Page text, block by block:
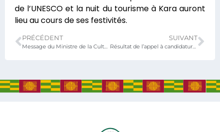
de l’UNESCO et la nuit du tourisme à Kara auront
lieu au cours de ses festivités.
PRÉCÉDENT
Message du Ministre de la Culture et du Tourisme à l’occasion de la célébration de la Journée Mondiale du Tourisme (JMT) 2023
SUIVANT
Résultat de l’appel à candidatures: Réalisation de mosaïques murales